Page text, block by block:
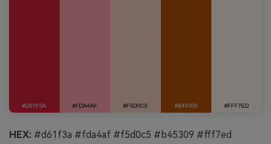
HEX: #d61f3a #fda4af #f5d0c5 #b45309 #fff7ed